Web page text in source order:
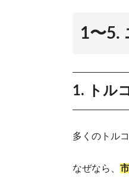
1〜5.
1. トル
多くのトル
なぜなら、